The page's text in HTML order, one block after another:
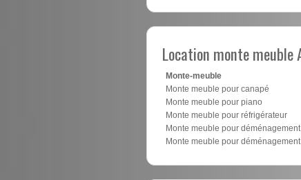
Location monte meuble
Monte-meuble
Monte meuble pour canapé
Monte meuble pour piano
Monte meuble pour réfrigérateur
Monte meuble pour déménagement
Monte meuble pour déménagement